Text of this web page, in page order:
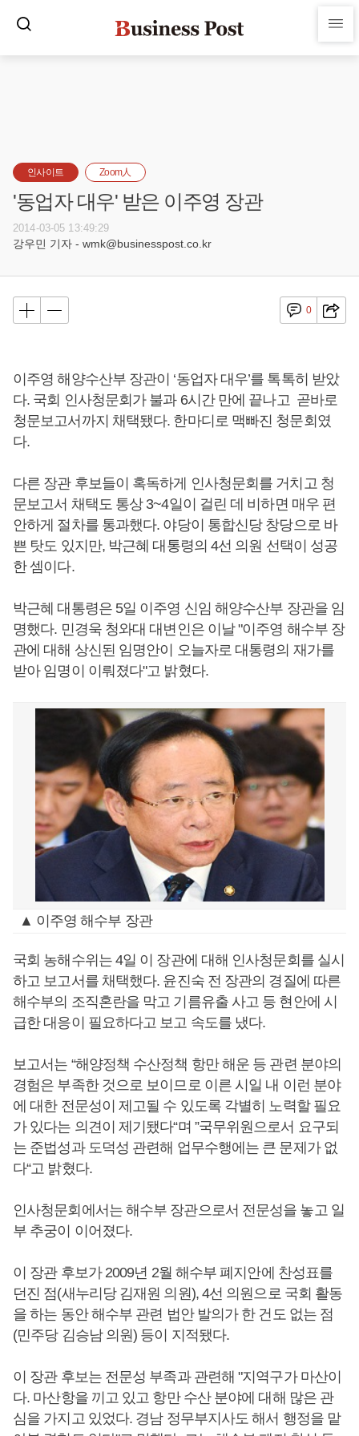
인사이트 Zoom人
'동업자 대우' 받은 이주영 장관
2014-03-05 13:49:29
강우민 기자 - wmk@businesspost.co.kr
0
이주영 해양수산부 장관이 ‘동업자 대우’를 톡톡히 받았
다. 국회 인사청문회가 불과 6시간 만에 끝나고 곧바로
청문보고서까지 채택됐다. 한마디로 맥빠진 청문회였
다.
다른 장관 후보들이 혹독하게 인사청문회를 거치고 청
문보고서 채택도 통상 3~4일이 걸린 데 비하면 매우 편
안하게 절차를 통과했다. 야당이 통합신당 창당으로 바
쁜 탓도 있지만, 박근혜 대통령의 4선 의원 선택이 성공
한 셈이다.
박근혜 대통령은 5일 이주영 신임 해양수산부 장관을 임
명했다. 민경욱 청와대 대변인은 이날 "이주영 해수부 장
관에 대해 상신된 임명안이 오늘자로 대통령의 재가를
받아 임명이 이뤄졌다"고 밝혔다.
▲ 이주영 해수부 장관
국회 농해수위는 4일 이 장관에 대해 인사청문회를 실시
하고 보고서를 채택했다. 윤진숙 전 장관의 경질에 따른
해수부의 조직혼란을 막고 기름유출 사고 등 현안에 시
급한 대응이 필요하다고 보고 속도를 냈다.
보고서는 “해양정책 수산정책 항만 해운 등 관련 분야의
경험은 부족한 것으로 보이므로 이른 시일 내 이런 분야
에 대한 전문성이 제고될 수 있도록 각별히 노력할 필요
가 있다는 의견이 제기됐다“며 ”국무위원으로서 요구되
는 준법성과 도덕성 관련해 업무수행에는 큰 문제가 없
다“고 밝혔다.
인사청문회에서는 해수부 장관으로서 전문성을 놓고 일
부 추궁이 이어졌다.
이 장관 후보가 2009년 2월 해수부 폐지안에 찬성표를
던진 점(새누리당 김재원 의원), 4선 의원으로 국회 활동
을 하는 동안 해수부 관련 법안 발의가 한 건도 없는 점
(민주당 김승남 의원) 등이 지적됐다.
이 장관 후보는 전문성 부족과 관련해 "지역구가 마산이
다. 마산항을 끼고 있고 항만 수산 분야에 대해 많은 관
심을 가지고 있었다. 경남 정무부지사도 해서 행정을 맡